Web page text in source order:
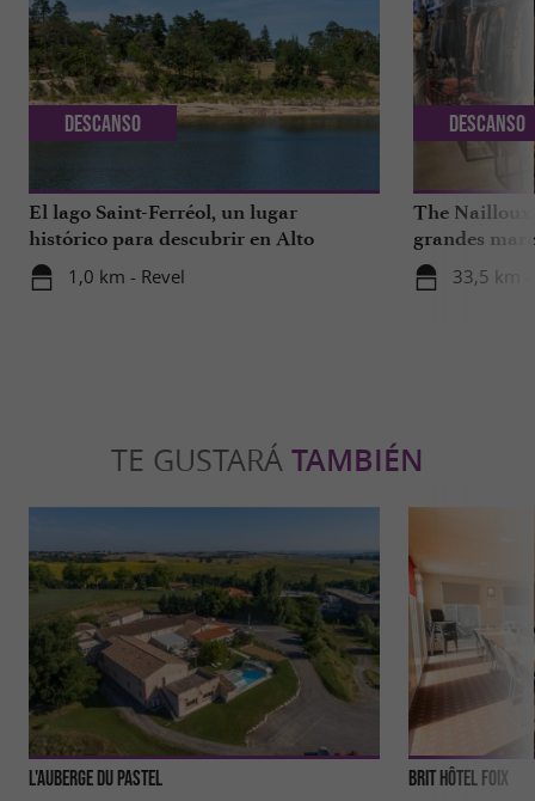
El lago Saint-Ferréol, un lugar
histórico para descubrir en Alto
Garona
1,0 km - Revel
Descanso
The Nailloux
grandes
33,5 km
Descanso
TE GUSTARÁ TAMBIÉN
L'Auberge du Pastel Brit Hôtel Foix